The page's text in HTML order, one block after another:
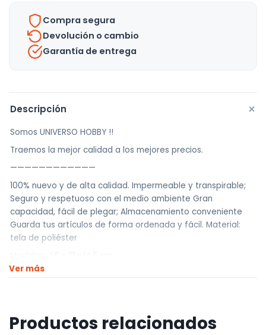
cantidad
Compra segura
Devolución o cambio
Garantía de entrega
Descripción +
Somos UNIVERSO HOBBY !!
Traemos la mejor calidad a los mejores precios.
————————————
100% nuevo y de alta calidad. Impermeable y transpirable;
Seguro y respetuoso con el medio ambiente Gran
capacidad, fácil de plegar; Almacenamiento conveniente
Guarda tus artículos de forma ordenada y fácil. Material:
tela de poliéster
————————————
Envíos Flex en el día.
Ver más
Productos relacionados